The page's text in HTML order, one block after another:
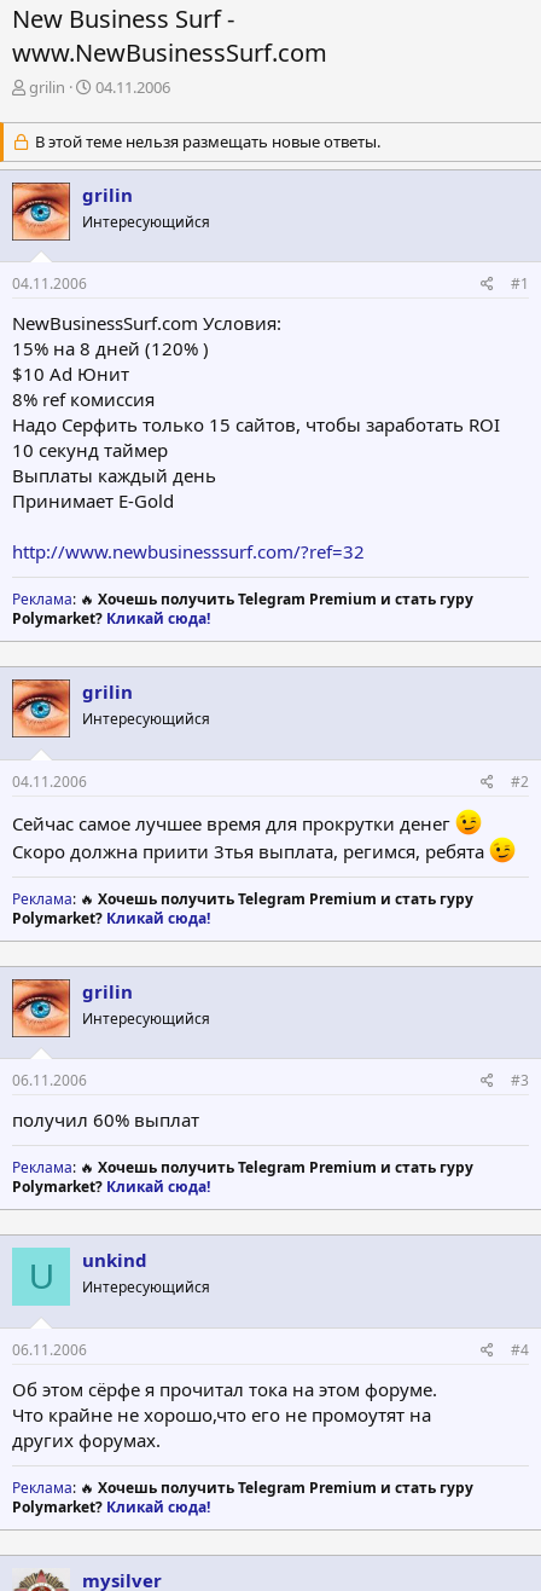
New Business Surf -
www.NewBusinessSurf.com
А
т
о
р
т
е
м
ы
grilin
Д
т
а
н
а
ч
л
04.11.2006
В этой теме нельзя размещать новые ответы.
grilin
Интересующийся
04.11.2006 #1
NewBusinessSurf.com Условия:
15% на 8 дней (120% )
$10 Ad Юнит
8% ref комиссия
Надо Серфить только 15 сайтов, чтобы заработать ROI
10 секунд таймер
Выплаты каждый день
Принимает E-Gold
http://www.newbusinesssurf.com/?ref=32
Реклама: 🔥 Хочешь получить Telegram Premium и стать гуру
Polymarket? Кликай сюда!
grilin
Интересующийся
04.11.2006 #2
Сейчас самое лучшее время для прокрутки денег
Скоро должна приити 3тья выплата, регимся, ребята
Реклама: 🔥 Хочешь получить Telegram Premium и стать гуру
Polymarket? Кликай сюда!
grilin
Интересующийся
06.11.2006 #3
получил 60% выплат
Реклама: 🔥 Хочешь получить Telegram Premium и стать гуру
Polymarket? Кликай сюда!
U unkind
Интересующийся
06.11.2006 #4
Об этом сёрфе я прочитал тока на этом форуме.
Что крайне не хорошо,что его не промоутят на
других форумах.
Реклама: 🔥 Хочешь получить Telegram Premium и стать гуру
Polymarket? Кликай сюда!
mysilver